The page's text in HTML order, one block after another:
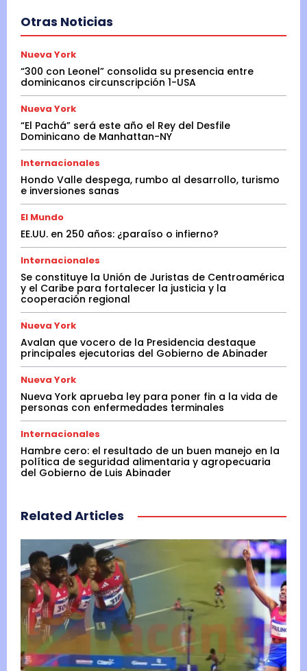
Otras Noticias
Nueva York
“300 con Leonel” consolida su presencia entre
dominicanos circunscripción 1-USA
Nueva York
“El Pachá” será este año el Rey del Desfile
Dominicano de Manhattan-NY
Internacionales
Hondo Valle despega, rumbo al desarrollo, turismo
e inversiones sanas
El Mundo
EE.UU. en 250 años: ¿paraíso o infierno?
Internacionales
Se constituye la Unión de Juristas de Centroamérica
y el Caribe para fortalecer la justicia y la
cooperación regional
Nueva York
Avalan que vocero de la Presidencia destaque
principales ejecutorias del Gobierno de Abinader
Nueva York
Nueva York aprueba ley para poner fin a la vida de
personas con enfermedades terminales
Internacionales
Hambre cero: el resultado de un buen manejo en la
política de seguridad alimentaria y agropecuaria
del Gobierno de Luis Abinader
Related Articles